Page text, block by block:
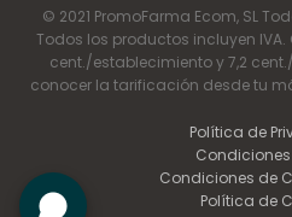
© 2021 PromoFarma Ecom, SL
Todos los productos incluyen
cent./establecimiento y 7,2
conocer la tarificación desde tu
Política de
Condiciones de
Política de